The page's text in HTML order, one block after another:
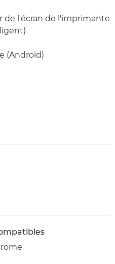
de l'écran de l'imprimante
(Android)